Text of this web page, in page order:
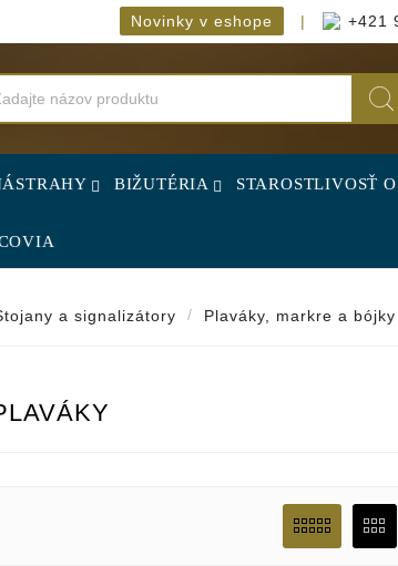
Novinky v eshope | +421
BIŽUTÉRIA STAROSTLIVOSŤ
a signalizátory Plaváky, markre a bójky